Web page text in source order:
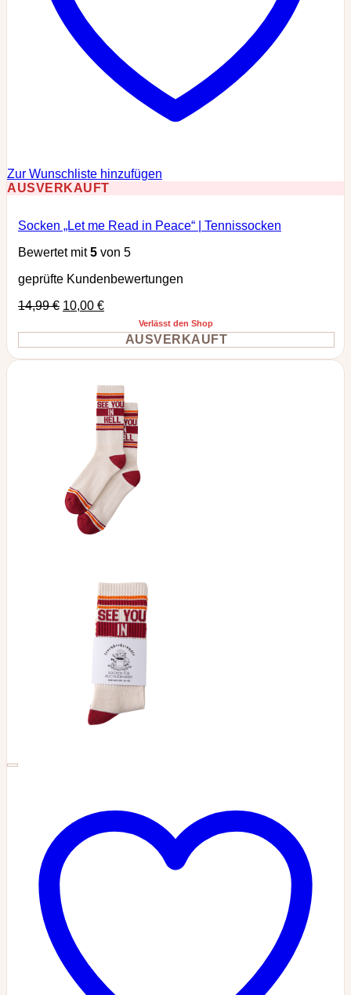
Zur Wunschliste hinzufügen
AUSVERKAUFT
Socken „Let me Read in Peace“ | Tennissocken
Bewertet mit5 von 5
geprüfte Kundenbewertungen
14,99€ 10,00 €
Verlässt den Shop
AUSVERKAUFT